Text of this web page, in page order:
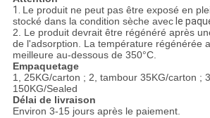
1. Le produit ne peut pas être exposé en
stocké dans la condition sèche avecle
2. Le produit devrait être régénéré après
de l'adsorption. La température régénérée
meilleure au-dessous de 350°C.
Empaquetage
1, 25KG/carton ; 2, tambour 35KG/carton ;
150KG/Sealed
Délai de livraison
Environ 3-15 jours après le paiement.